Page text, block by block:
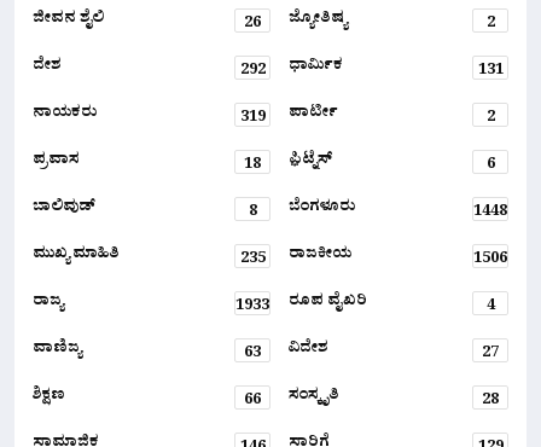
ಜೀವನ ಶೈಲಿ
26 ಜ್ಯೋತಿಷ್ಯ
2
ದೇಶ
292 ಧಾರ್ಮಿಕ
131
ನಾಯಕರು
319 ಪಾರ್ಟೀ
2
ಪ್ರವಾಸ
18 ಫ಼ಿಟ್ನೆಸ್
6
ಬಾಲಿವುಡ್
8 ಬೆಂಗಳೂರು
1448
ಮುಖ್ಯ ಮಾಹಿತಿ
235 ರಾಜಕೀಯ
1506
ರಾಜ್ಯ
1933 ರೂಪ ವೈಖರಿ
4
ವಾಣಿಜ್ಯ
63 ವಿದೇಶ
27
ಶಿಕ್ಷಣ
66 ಸಂಸ್ಕೃತಿ
28